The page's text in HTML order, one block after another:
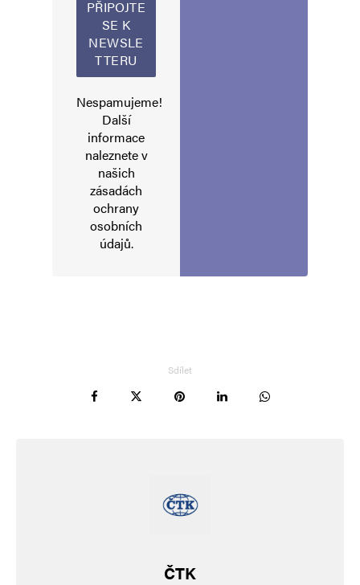
Nespamujeme!
Další
informace
naleznete v
našich
zásadách
ochrany
osobních
údajů.
Sdílet
ČTK